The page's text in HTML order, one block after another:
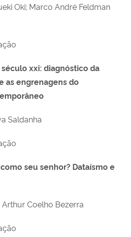
Oki; Marco André Feldman
xxi: diagnóstico da
as engrenagens do
Saldanha
seu senhor? Dataísmo e
Arthur Coelho Bezerra